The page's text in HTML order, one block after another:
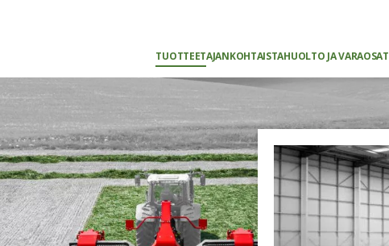
TUOTTEETAJANKOHTAISTAHUOLTO JA VARAOSAT